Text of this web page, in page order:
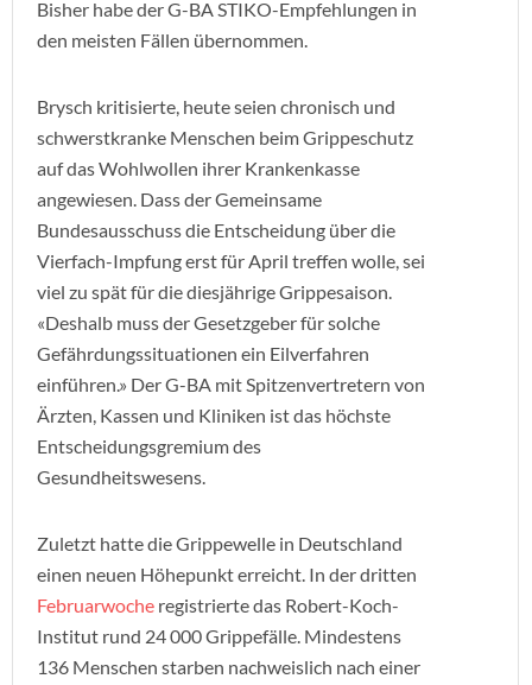
Bisher habe der G-BA STIKO-Empfehlungen in
den meisten Fällen übernommen.
Brysch kritisierte, heute seien chronisch und
schwerstkranke Menschen beim Grippeschutz
auf das Wohlwollen ihrer Krankenkasse
angewiesen. Dass der Gemeinsame
Bundesausschuss die Entscheidung über die
Vierfach-Impfung erst für April treffen wolle, sei
viel zu spät für die diesjährige Grippesaison.
«Deshalb muss der Gesetzgeber für solche
Gefährdungssituationen ein Eilverfahren
einführen.» Der G-BA mit Spitzenvertretern von
Ärzten, Kassen und Kliniken ist das höchste
Entscheidungsgremium des
Gesundheitswesens.
Zuletzt hatte die Grippewelle in Deutschland
einen neuen Höhepunkt erreicht. In der dritten
Februarwoche registrierte das Robert-Koch-
Institut rund 24 000 Grippefälle. Mindestens
136 Menschen starben nachweislich nach einer